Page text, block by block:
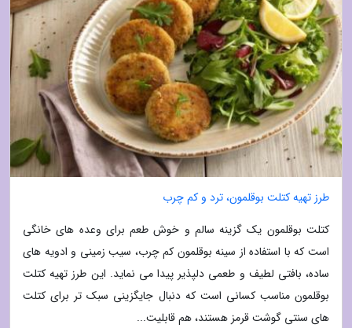
طرز تهیه کتلت بوقلمون، ترد و کم چرب
کتلت بوقلمون یک گزینه سالم و خوش طعم برای وعده های خانگی
است که با استفاده از سینه بوقلمون کم چرب، سیب زمینی و ادویه های
ساده، بافتی لطیف و طعمی دلپذیر پیدا می نماید. این طرز تهیه کتلت
بوقلمون مناسب کسانی است که دنبال جایگزینی سبک تر برای کتلت
های سنتی گوشت قرمز هستند، هم قابلیت...